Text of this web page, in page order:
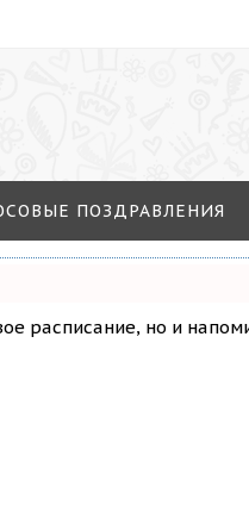
ПОЗДРАВЛЕНИЯ
расписание, но и